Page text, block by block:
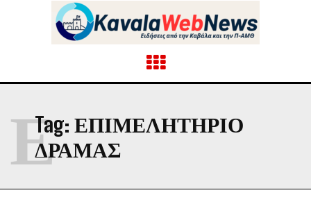
Tag: ΕΠΙΜΕΛΗΤΗΡΙΟ
ΔΡΑΜΑΣ
Ε